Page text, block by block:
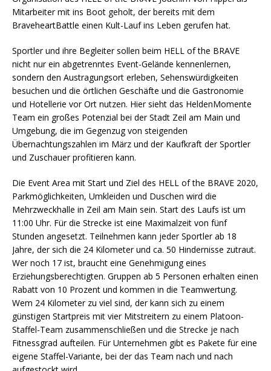
Mitarbeiter mit ins Boot geholt, der bereits mit dem
BraveheartBattle einen Kult-Lauf ins Leben gerufen hat.
Sportler und ihre Begleiter sollen beim HELL of the BRAVE
nicht nur ein abgetrenntes Event-Gelände kennenlernen,
sondern den Austragungsort erleben, Sehenswürdigkeiten
besuchen und die örtlichen Geschäfte und die Gastronomie
und Hotellerie vor Ort nutzen. Hier sieht das HeldenMomente
Team ein großes Potenzial bei der Stadt Zeil am Main und
Umgebung, die im Gegenzug von steigenden
Übernachtungszahlen im März und der Kaufkraft der Sportler
und Zuschauer profitieren kann.
Die Event Area mit Start und Ziel des HELL of the BRAVE 2020,
Parkmöglichkeiten, Umkleiden und Duschen wird die
Mehrzweckhalle in Zeil am Main sein. Start des Laufs ist um
11:00 Uhr. Für die Strecke ist eine Maximalzeit von fünf
Stunden angesetzt. Teilnehmen kann jeder Sportler ab 18
Jahre, der sich die 24 Kilometer und ca. 50 Hindernisse zutraut.
Wer noch 17 ist, braucht eine Genehmigung eines
Erziehungsberechtigten. Gruppen ab 5 Personen erhalten einen
Rabatt von 10 Prozent und kommen in die Teamwertung.
Wem 24 Kilometer zu viel sind, der kann sich zu einem
günstigen Startpreis mit vier Mitstreitern zu einem Platoon-
Staffel-Team zusammenschließen und die Strecke je nach
Fitnessgrad aufteilen. Für Unternehmen gibt es Pakete für eine
eigene Staffel-Variante, bei der das Team nach und nach